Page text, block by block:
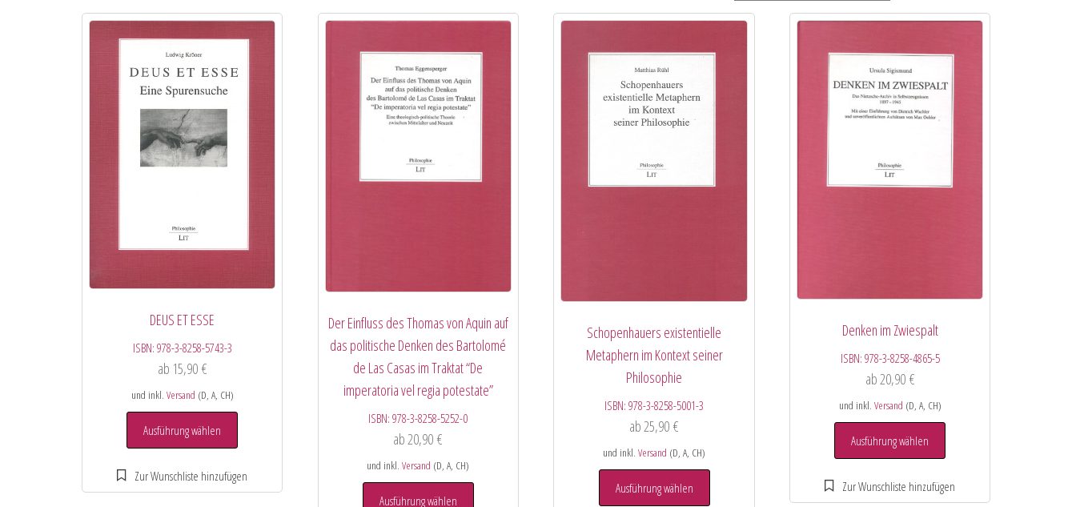
DEUS ET ESSE
ISBN: 978-3-8258-5743-3
ab 15,90 €
und inkl. Versand (D, A, CH)
Ausführung wählen
Der Einfluss des Thomas von Aquin auf
das politische Denken des Bartolomé
de Las Casas im Traktat “De
imperatoria vel regia potestate”
ISBN:978-3-8258-5252-0
ab20,90€
und inkl.Versand (D, A, CH)
Ausführung wählen
Schopenhauers existentielle
Metaphern im Kontext seiner
Philosophie
ISBN:978-3-8258-5001-3
ab25,90€
und inkl.Versand (D, A, CH)
Ausführung wählen
Denken im Zwiespalt
ISBN: 978-3-8258-4865-5
ab 20,90 €
und inkl. Versand (D, A, CH)
Ausführung wählen